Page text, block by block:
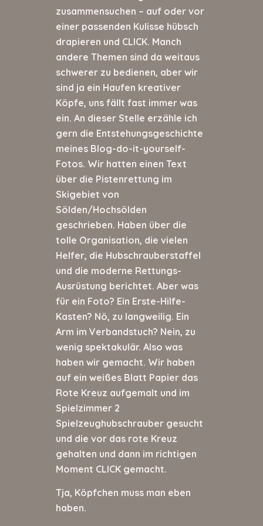
zusammensuchen – auf oder vor
einer passenden Kulisse hübsch
drapieren und CLICK. Manch
andere Themen sind da weitaus
schwerer zu bedienen, aber wir
sind ja ein Haufen kreativer
Köpfe, uns fällt fast immer was
ein. An dieser Stelle erzähle ich
gern die Entstehungsgeschichte
meines Blog-do-it-yourself-
Fotos. Wir hatten einen Text
über die Pistenrettung im
Skigebiet von
Sölden/Hochsölden
geschrieben. Haben über die
tolle Organisation, die vielen
Helfer, die Hubschrauberstaffel
und die moderne Rettungs-
Ausrüstung berichtet. Aber was
für ein Foto? Ein Erste-Hilfe-
Kasten? Nö, zu langweilig. Ein
Arm im Verbandstuch? Nein, zu
wenig spektakulär. Also was
haben wir gemacht. Wir haben
auf ein weißes Blatt Papier das
Rote Kreuz aufgemalt und im
Spielzimmer 2
Spielzeughubschrauber gesucht
und die vor das rote Kreuz
gehalten und dann im richtigen
Moment CLICK gemacht.
Tja, Köpfchen muss man eben
haben.